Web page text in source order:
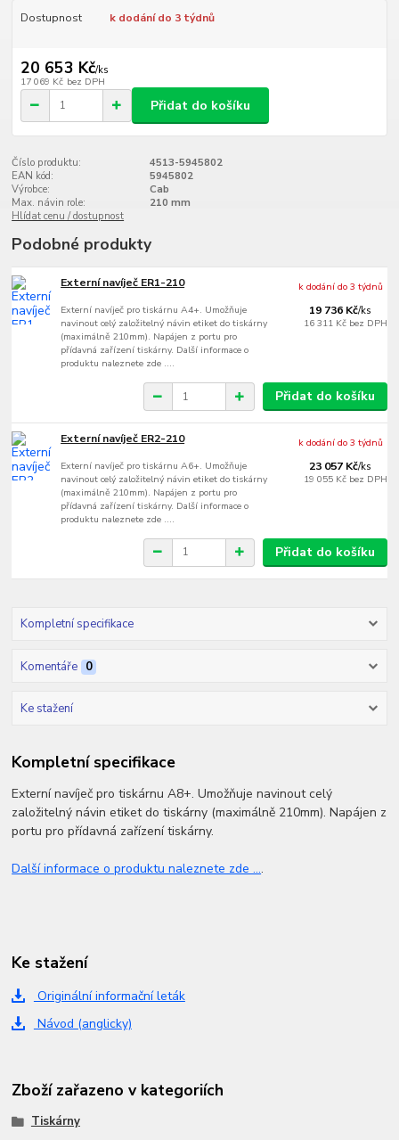
Dostupnost k dodání do 3 týdnů
20 653 Kč/ks
17 069 Kč bez DPH
Přidat do košíku
Číslo produktu:
4513-5945802
EAN kód:
5945802
Výrobce:
Cab
Max. návin role:
210 mm
Hlídat cenu / dostupnost
Podobné produkty
Externí navíječ ER1-210
Externí navíječ pro tiskárnu A4+. Umožňuje
navinout celý založitelný návin etiket do tiskárny
(maximálně 210mm). Napájen z portu pro
přídavná zařízení tiskárny. Další informace o
produktu naleznete zde ....
19 736 Kč/ks
16 311 Kč bez DPH
k dodání do 3 týdnů
Přidat do košíku
Externí navíječ ER2-210
Externí navíječ pro tiskárnu A6+. Umožňuje
navinout celý založitelný návin etiket do tiskárny
(maximálně 210mm). Napájen z portu pro
přídavná zařízení tiskárny. Další informace o
produktu naleznete zde ....
23 057 Kč/ks
19 055 Kč bez DPH
k dodání do 3 týdnů
Přidat do košíku
Kompletní specifikace
Komentáře 0
Ke stažení
Kompletní specifikace
Externí navíječ pro tiskárnu A8+. Umožňuje navinout celý
založitelný návin etiket do tiskárny (maximálně 210mm). Napájen z
portu pro přídavná zařízení tiskárny.
Další informace o produktu naleznete zde ....
Ke stažení
Originální informační leták
Návod (anglicky)
Zboží zařazeno v kategoriích
Tiskárny